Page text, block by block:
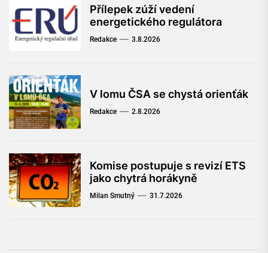
Přílepek zúží vedení
energetického regulátora
Redakce 3.8.2026
V lomu ČSA se chystá orienťák
Redakce 2.8.2026
Komise postupuje s revizí ETS
jako chytrá horákyně
Milan Smutný 31.7.2026